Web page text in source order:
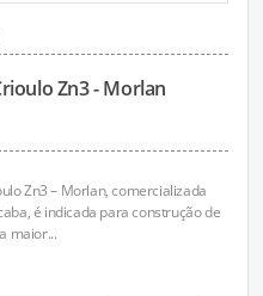
Zn3 - Morlan
Zn3 – Morlan, comercializada
é indicada para construção de
maior...